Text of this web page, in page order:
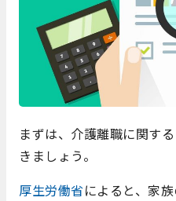
まずは、介護離職に関す
きましょう。
厚生労働省によると、家